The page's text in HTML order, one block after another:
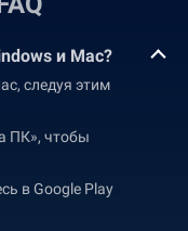
и Mac?
следуя этим
ПК», чтобы
в Google Play